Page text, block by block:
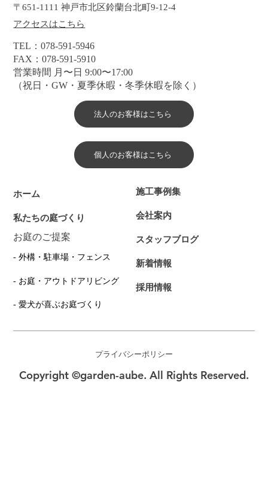
〒651-1111 神戸市北区鈴蘭台北町9-12-4
アクセスはこちら
TEL：078-591-5946
FAX：078-591-5910
営業時間 月〜日 9:00〜17:00
（祝日・GW・夏季休暇・冬季休暇を除く）
法人のお客様はこちら
個人のお客様はこちら
私たちの庭づくり
ホーム
- 外構・駐車場・フェンス
- お庭・アウトドアリビング
お庭のご提案
- 愛犬が喜ぶお庭づくり
施工事例集
会社案内
スタッフブログ
新着情報
採用情報
Copyright ©garden-aube. All Rights Reserved.
プライバシーポリシー